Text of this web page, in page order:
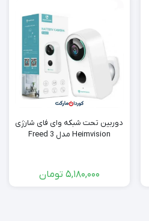
دوربین تحت شبکه وای فای شارژی
Heimvision مدل Freed 3
5,180,000 تومان